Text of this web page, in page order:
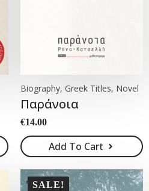
Biography, Greek Titles, Novel
Παράνοια
€14.00
Add To Cart
SALE!